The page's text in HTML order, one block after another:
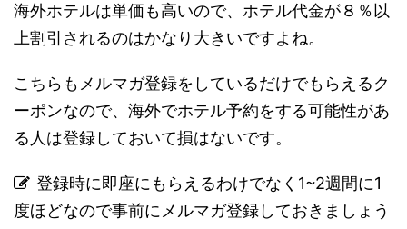
海外ホテルは単価も高いので、ホテル代金が８％以
上割引されるのはかなり大きいですよね。
こちらもメルマガ登録をしているだけでもらえるク
ーポンなので、海外でホテル予約をする可能性があ
る人は登録しておいて損はないです。
登録時に即座にもらえるわけでなく1~2週間に1
度ほどなので事前にメルマガ登録しておきましょう